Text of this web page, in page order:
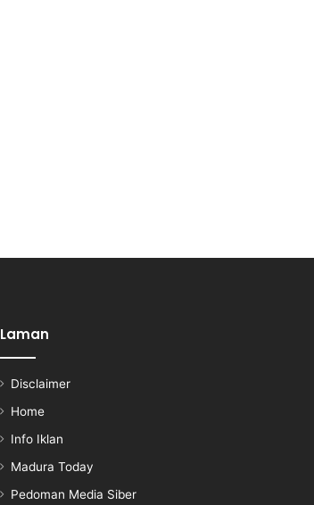
Laman
Disclaimer
Home
Info Iklan
Madura Today
Pedoman Media Siber